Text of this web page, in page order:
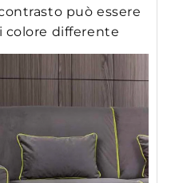
può essere
colore differente